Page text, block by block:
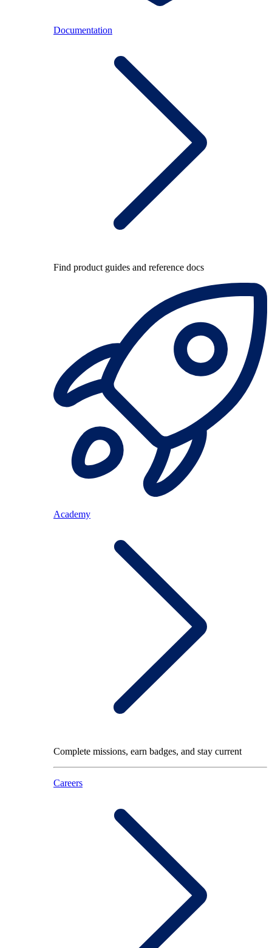
Documentation
Find product guides and reference docs
Academy
Complete missions, earn badges, and stay current
Careers